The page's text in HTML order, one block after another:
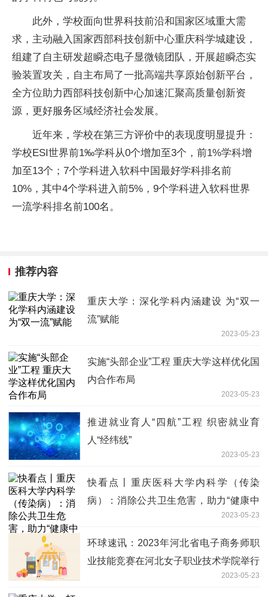
此外，学校面向世界科技前沿和国家区域重大需
求，主动融入国家西部科技创新中心重庆科学城建设，
组建了自主研发超瞬态电子显微镜团队，开展超瞬态实
验装置攻关，自主布局了一批高端共享原始创新平台，
全方位助力西部科技创新中心加速汇聚高质量创新资
源，更好服务区域经济社会发展。
近年来，学校在第三方评价中的表现度明显提升：
学校ESI世界前1‰学科从0个增加至3个，前1%学科增
加至13个；7个学科进入软科中国最好学科排名前
10%，其中4个学科进入前5%，9个学科进入软科世界
一流学科排名前100名。
推荐内容
重庆大学：深化学科内涵建设 为“双一
流”赋能
2023-05-23
实施“头部企业”工程 重庆大学这样优化国
内合作布局
2023-05-23
推进就业育人“四航”工程 织密就业育
人“经纬线”
2023-05-23
快看点丨重庆医科大学内科学（传染
病）：消除公共卫生危害，助力“健康中
2023-05-23
环球速讯：2023年河北省电子商务师职
业技能竞赛在河北女子职业技术学院举行
2023-05-23